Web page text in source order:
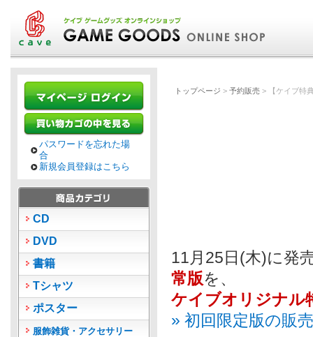
パスワードを忘れた場
合
新規会員登録はこちら
CD
DVD
書籍
Tシャツ
ポスター
服飾雑貨・アクセサリー
トップページ > 予約販売 > 【ケイブ特
11月25日(木)に発
常版を、
ケイブオリジナル
» 初回限定版の販